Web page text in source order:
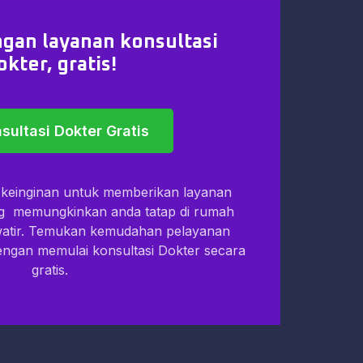
layanan konsultasi
gratis!
Dokter Gratis
untuk memberikan layanan
memungkinkan anda tatap di rumah
Temukan kemudahan pelayanan
memulai konsultasi Dokter secara
gratis.